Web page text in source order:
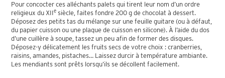
Pour concocter ces alléchants palets qui tirent leur nom d’un ordre
religieux du XIIe siècle, faites fondre 200 g de chocolat à dessert.
Déposez des petits tas du mélange sur une feuille guitare (ou à défaut,
du papier cuisson ou une plaque de cuisson en silicone). À l’aide du dos
d’une cuillère à soupe, tassez un peu afin de former des disques.
Déposez-y délicatement les fruits secs de votre choix : cranberries,
raisins, amandes, pistaches… Laissez durcir à température ambiante.
Les mendiants sont prêts lorsqu’ils se décollent facilement.